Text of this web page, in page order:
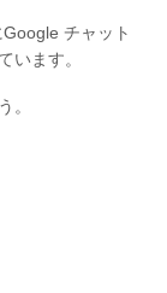
チャット
います。
。